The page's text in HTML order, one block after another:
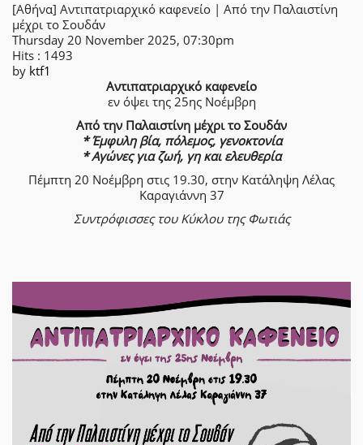
[Αθήνα] Αντιπατριαρχικό καφενείο | Από την Παλαιστίνη
μέχρι το Σουδάν
Thursday 20 November 2025, 07:30pm
Hits : 1493
by ktf1
Αντιπατριαρχικό καφενείο
εν όψει της 25ης Νοέμβρη
Από την Παλαιστίνη μέχρι το Σουδάν
* Έμφυλη βία, πόλεμος, γενοκτονία
* Αγώνες για ζωή, γη και ελευθερία
Πέμπτη 20 Νοέμβρη στις 19.30, στην Κατάληψη Λέλας
Καραγιάννη 37
Συντρόφισσες του Κύκλου της Φωτιάς